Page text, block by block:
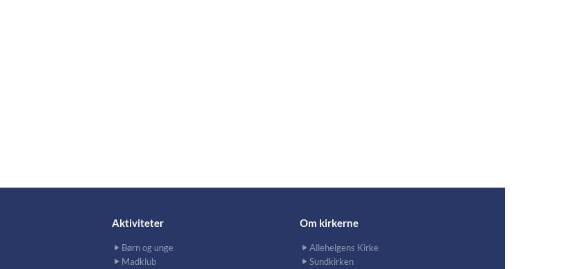
Aktiviteter
Børn og unge
Madklub
Om kirkerne
Allehelgens Kirke
Sundkirken